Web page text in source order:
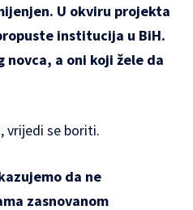
U okviru projekta
institucija u BiH.
a oni koji žele da
vrijedi se boriti.
da ne
zasnovanom